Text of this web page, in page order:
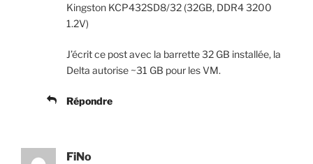
Kingston KCP432SD8/32 (32GB, DDR4 3200
1.2V)
J’écrit ce post avec la barrette 32 GB installée, la
Delta autorise ~31 GB pour les VM.
Répondre
FiNo